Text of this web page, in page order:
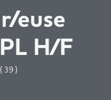
euse
H/F
39 )